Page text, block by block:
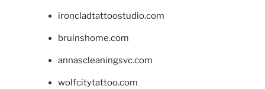
ironcladtattoostudio.com
bruinshome.com
annascleaningsvc.com
wolfcitytattoo.com